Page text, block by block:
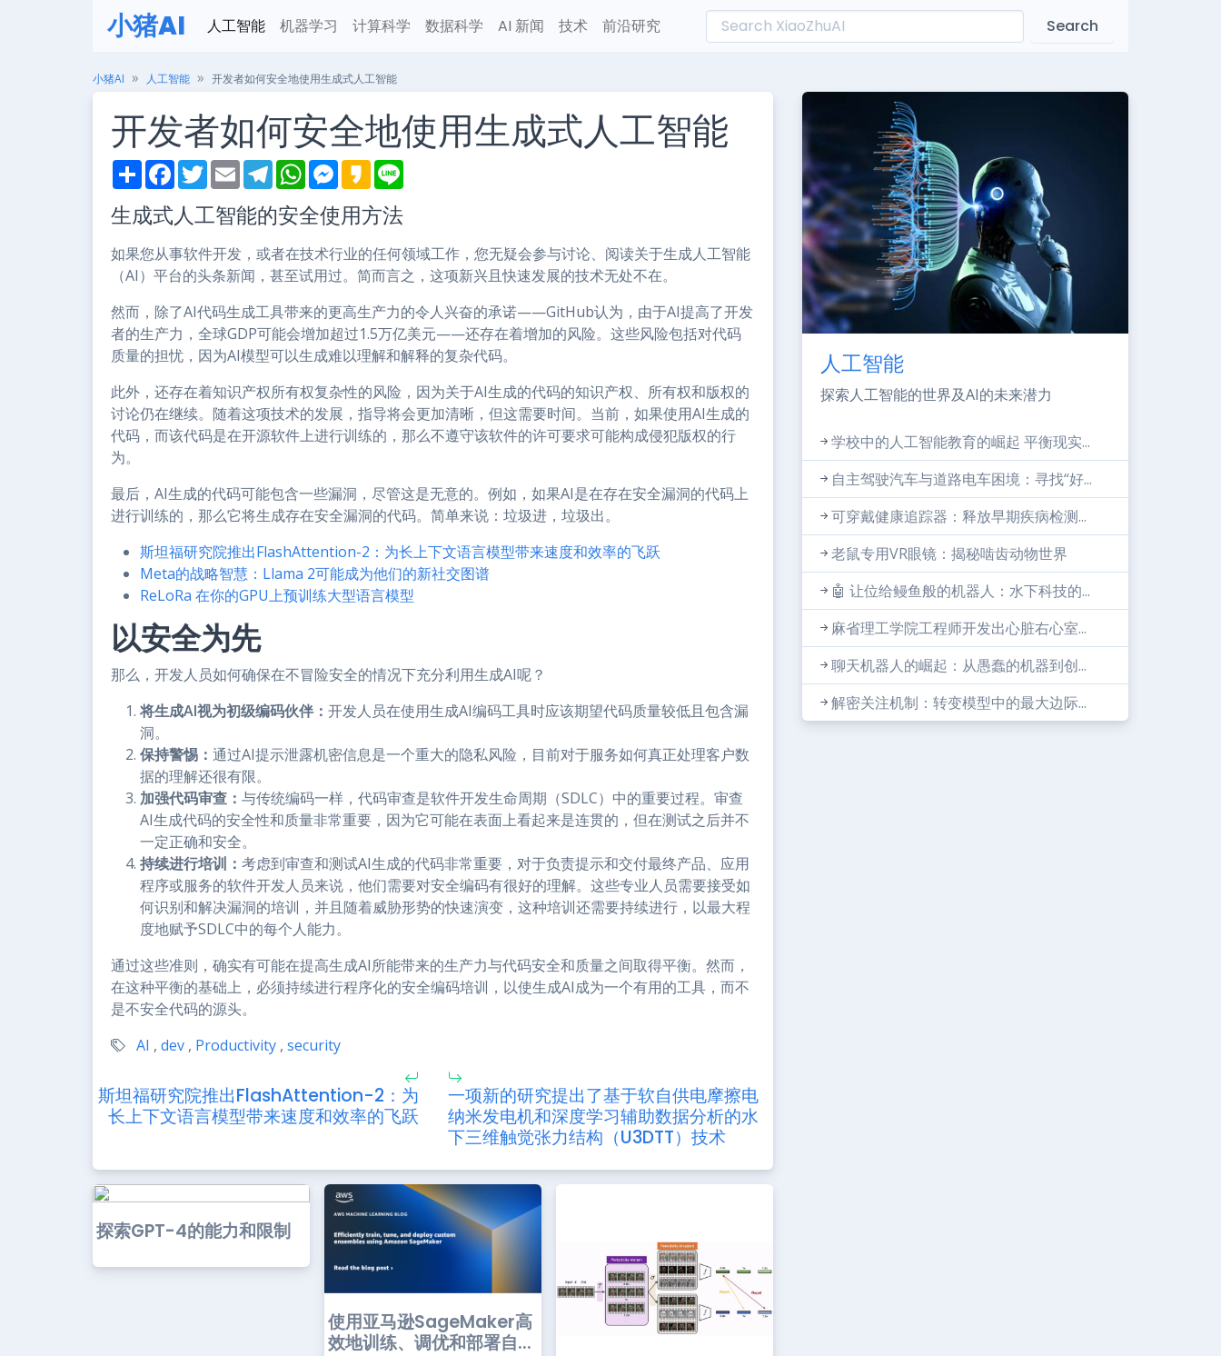
小猪AI 人工智能 机器学习 计算科学 数据科学 AI 新闻 技术 前沿研究 Search
小猪AI 人工智能 开发者如何安全地使用生成式人工智能
开发者如何安全地使用生成式人工智能
S
h
r
e
F
a
e
b
o
k
T
w
t
t
r
E
m
i
l
T
e
e
g
a
m
W
h
t
s
p
p
M
e
s
e
g
e
r
K
a
a
o
生成式人工智能的安全使用方法
如果您从事软件开发，或者在技术行业的任何领域工作，您无疑会参与讨论、阅读关于生成人工智能
（AI）平台的头条新闻，甚至试用过。简而言之，这项新兴且快速发展的技术无处不在。
然而，除了AI代码生成工具带来的更高生产力的令人兴奋的承诺——GitHub认为，由于AI提高了开发
者的生产力，全球GDP可能会增加超过1.5万亿美元——还存在着增加的风险。这些风险包括对代码
质量的担忧，因为AI模型可以生成难以理解和解释的复杂代码。
此外，还存在着知识产权所有权复杂性的风险，因为关于AI生成的代码的知识产权、所有权和版权的
讨论仍在继续。随着这项技术的发展，指导将会更加清晰，但这需要时间。当前，如果使用AI生成的
代码，而该代码是在开源软件上进行训练的，那么不遵守该软件的许可要求可能构成侵犯版权的行
为。
最后，AI生成的代码可能包含一些漏洞，尽管这是无意的。例如，如果AI是在存在安全漏洞的代码上
进行训练的，那么它将生成存在安全漏洞的代码。简单来说：垃圾进，垃圾出。
斯坦福研究院推出FlashAttention-2：为长上下文语言模型带来速度和效率的飞跃
Meta的战略智慧：Llama 2可能成为他们的新社交图谱
ReLoRa 在你的GPU上预训练大型语言模型
以安全为先
那么，开发人员如何确保在不冒险安全的情况下充分利用生成AI呢？
将生成AI视为初级编码伙伴： 开发人员在使用生成AI编码工具时应该期望代码质量较低且包含漏
洞。
保持警惕： 通过AI提示泄露机密信息是一个重大的隐私风险，目前对于服务如何真正处理客户数
据的理解还很有限。
加强代码审查： 与传统编码一样，代码审查是软件开发生命周期（SDLC）中的重要过程。审查
AI生成代码的安全性和质量非常重要，因为它可能在表面上看起来是连贯的，但在测试之后并不
一定正确和安全。
持续进行培训： 考虑到审查和测试AI生成的代码非常重要，对于负责提示和交付最终产品、应用
程序或服务的软件开发人员来说，他们需要对安全编码有很好的理解。这些专业人员需要接受如
何识别和解决漏洞的培训，并且随着威胁形势的快速演变，这种培训还需要持续进行，以最大程
度地赋予SDLC中的每个人能力。
通过这些准则，确实有可能在提高生成AI所能带来的生产力与代码安全和质量之间取得平衡。然而，
在这种平衡的基础上，必须持续进行程序化的安全编码培训，以使生成AI成为一个有用的工具，而不
是不安全代码的源头。
AI , dev , Productivity , security
斯坦福研究院推出FlashAttention-2：为
长上下文语言模型带来速度和效率的飞跃
一项新的研究提出了基于软自供电摩擦电
纳米发电机和深度学习辅助数据分析的水
下三维触觉张力结构（U3DTT）技术
探索GPT-4的能力和限制
使用亚马逊SageMaker高
效地训练、调优和部署自...
人工智能
探索人工智能的世界及AI的未来潜力
学校中的人工智能教育的崛起 平衡现实...
自主驾驶汽车与道路电车困境：寻找“好...
可穿戴健康追踪器：释放早期疾病检测...
老鼠专用VR眼镜：揭秘啮齿动物世界
🤖 让位给鳗鱼般的机器人：水下科技的...
麻省理工学院工程师开发出心脏右心室...
聊天机器人的崛起：从愚蠢的机器到创...
解密关注机制：转变模型中的最大边际...